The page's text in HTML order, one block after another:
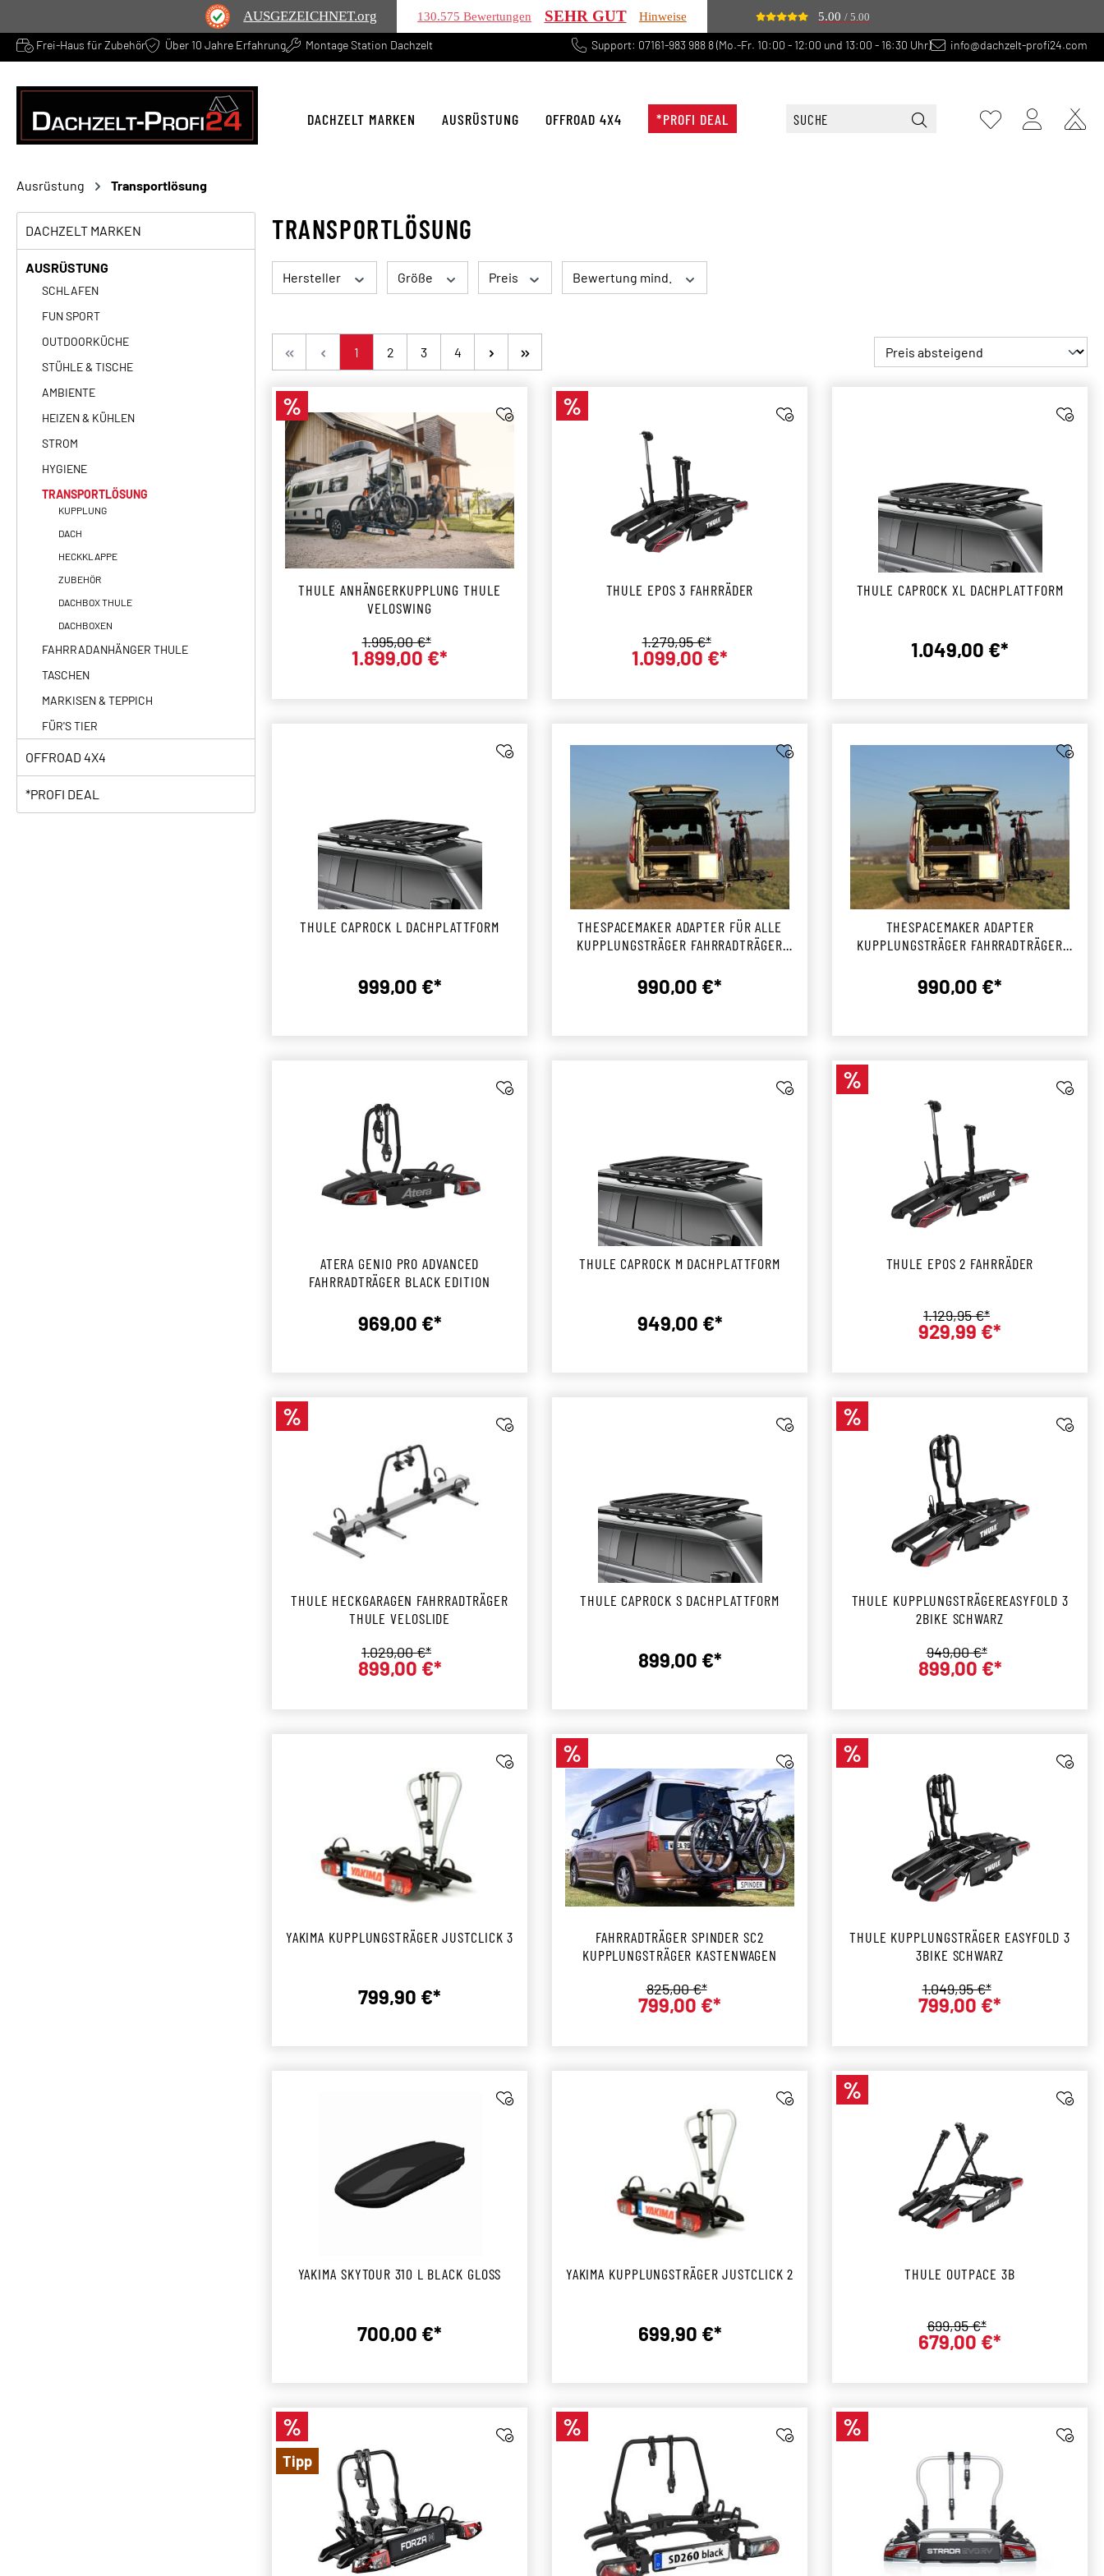
AUSGEZEICHNET.org 130.575 Bewertungen SEHR GUT Hinweise 5.00/ 5.00
Zur Hauptnavigation springen
Frei-Haus für Zubehör Über 10 Jahre Erfahrung Montage Station Dachzelt Support: 07161-983 988 8 (Mo.-Fr. 10:00 - 12:00 und 13:00 - 16:30 Uhr) info@dachzelt-profi24.com
DACHZELT MARKEN AUSRÜSTUNG OFFROAD 4X4 *PROFI DEAL
Ausrüstung Transportlösung
DACHZELT MARKEN
AUSRÜSTUNG
SCHLAFEN
FUN SPORT
OUTDOORKÜCHE
STÜHLE & TISCHE
AMBIENTE
HEIZEN & KÜHLEN
STROM
HYGIENE
TRANSPORTLÖSUNG
KUPPLUNG
DACH
HECKKLAPPE
ZUBEHÖR
DACHBOX THULE
DACHBOXEN
FAHRRADANHÄNGER THULE
TASCHEN
MARKISEN & TEPPICH
FÜR'S TIER
OFFROAD 4X4
*PROFI DEAL
TRANSPORTLÖSUNG
Hersteller Größe Preis Bewertung mind.
Seite
1 Seite
2 Seite
3 Seite
4
Rabatt
%
THULE ANHÄNGERKUPPLUNG THULE
VELOSWING
Verkaufspreis:
1.899,00 €*
Regulärer Preis:
1.995,00 €*
Rabatt
%
THULE EPOS 3 FAHRRÄDER
Verkaufspreis:
1.099,00 €*
Regulärer Preis:
1.279,95 €*
THULE CAPROCK XL DACHPLATTFORM
Regulärer Preis:
1.049,00 €*
THULE CAPROCK L DACHPLATTFORM
Regulärer Preis:
999,00 €*
THESPACEMAKER ADAPTER FÜR ALLE
KUPPLUNGSTRÄGER FAHRRADTRÄGER
Regulärer Preis:
990,00 €*
THESPACEMAKER ADAPTER
KUPPLUNGSTRÄGER FAHRRADTRÄGER
Regulärer Preis:
990,00 €*
ATERA GENIO PRO ADVANCED
FAHRRADTRÄGER BLACK EDITION
Regulärer Preis:
969,00 €*
THULE CAPROCK M DACHPLATTFORM
Regulärer Preis:
949,00 €*
Rabatt
%
THULE EPOS 2 FAHRRÄDER
Verkaufspreis:
929,99 €*
Regulärer Preis:
1.129,95 €*
Rabatt
%
THULE HECKGARAGEN FAHRRADTRÄGER
THULE VELOSLIDE
Verkaufspreis:
899,00 €*
Regulärer Preis:
1.029,00 €*
THULE CAPROCK S DACHPLATTFORM
Regulärer Preis:
899,00 €*
Rabatt
%
THULE KUPPLUNGSTRÄGEREASYFOLD 3
2BIKE SCHWARZ
Verkaufspreis:
899,00 €*
Regulärer Preis:
949,00 €*
YAKIMA KUPPLUNGSTRÄGER JUSTCLICK 3
Regulärer Preis:
799,90 €*
Rabatt
%
FAHRRADTRÄGER SPINDER SC2
KUPPLUNGSTRÄGER KASTENWAGEN
Verkaufspreis:
799,00 €*
Regulärer Preis:
825,00 €*
Rabatt
%
THULE KUPPLUNGSTRÄGER EASYFOLD 3
3BIKE SCHWARZ
Verkaufspreis:
799,00 €*
Regulärer Preis:
1.049,95 €*
YAKIMA SKYTOUR 310 L BLACK GLOSS
Regulärer Preis:
700,00 €*
YAKIMA KUPPLUNGSTRÄGER JUSTCLICK 2
Regulärer Preis:
699,90 €*
Rabatt
%
THULE OUTPACE 3B
Verkaufspreis:
679,00 €*
Regulärer Preis:
699,95 €*
Rabatt
%
Tipp
Rabatt
% Rabatt
%